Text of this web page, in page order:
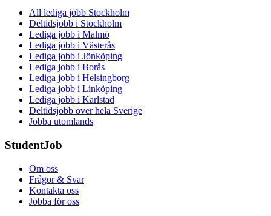
All lediga jobb Stockholm
Deltidsjobb i Stockholm
Lediga jobb i Malmö
Lediga jobb i Västerås
Lediga jobb i Jönköping
Lediga jobb i Borås
Lediga jobb i Helsingborg
Lediga jobb i Linköping
Lediga jobb i Karlstad
Deltidsjobb över hela Sverige
Jobba utomlands
StudentJob
Om oss
Frågor & Svar
Kontakta oss
Jobba för oss